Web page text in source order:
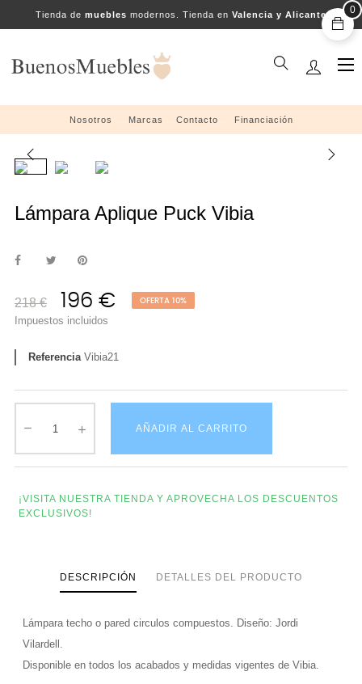
Tienda de muebles modernos. Tienda en Valencia y Alicante
☰
Nosotros .... Marcas ....Contacto.... Financiación
Lámpara Aplique Puck Vibia
218 € 196 € OFERTA 10%
Impuestos incluidos
Referencia Vibia21
AÑADIR AL CARRITO
¡VISITA NUESTRA TIENDA Y APROVECHA LOS DESCUENTOS
EXCLUSIVOS!
DESCRIPCIÓN DETALLES DEL PRODUCTO
Lámpara techo o pared circulos compuestos. Diseño: Jordi
Vilardell.
Disponible en todos los acabados y medidas vigentes de Vibia.
0